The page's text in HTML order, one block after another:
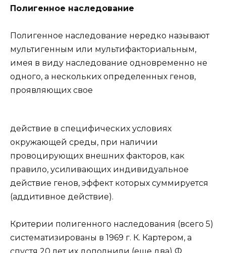
Полигенное наследование
Полигенное наследование нередко называют
мультигенным или мультифакториальным,
имея в виду наследование одновременно не
одного, а нескольких определенных генов,
проявляющих свое
действие в специфических условиях
окружающей среды, при наличии
провоцирующих внешних факторов, как
правило, усиливающих индивидуальное
действие генов, эффект которых суммируется
(аддитивное действие).
Критерии полигенного наследования (всего 5)
систематизированы в 1969 г. К. Картером, а